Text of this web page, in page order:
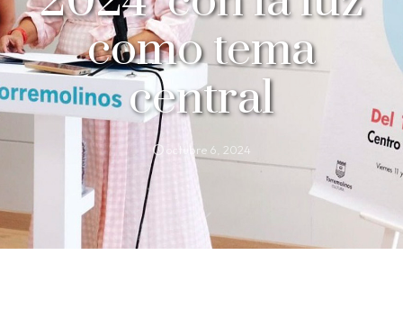
como tema
central
octubre 6, 2024